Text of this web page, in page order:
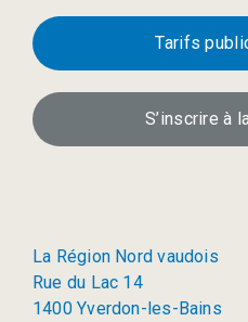
Tarifs
S’inscrire à
La Région Nord vaudois
Rue du Lac 14
1400 Yverdon-les-Bains